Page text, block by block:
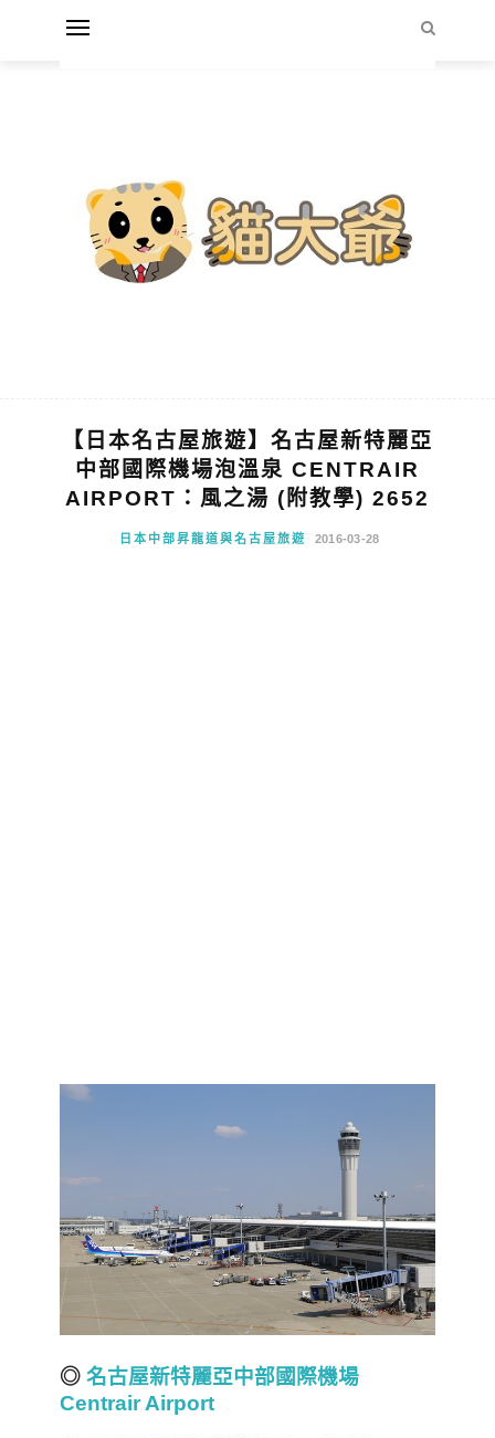
【日本名古屋旅遊】名古屋新特麗亞
中部國際機場泡溫泉 CENTRAIR
AIRPORT：風之湯 (附教學) 2652
日本中部昇龍道與名古屋旅遊 2016-03-28
◎ 名古屋新特麗亞中部國際機場
Centrair Airport